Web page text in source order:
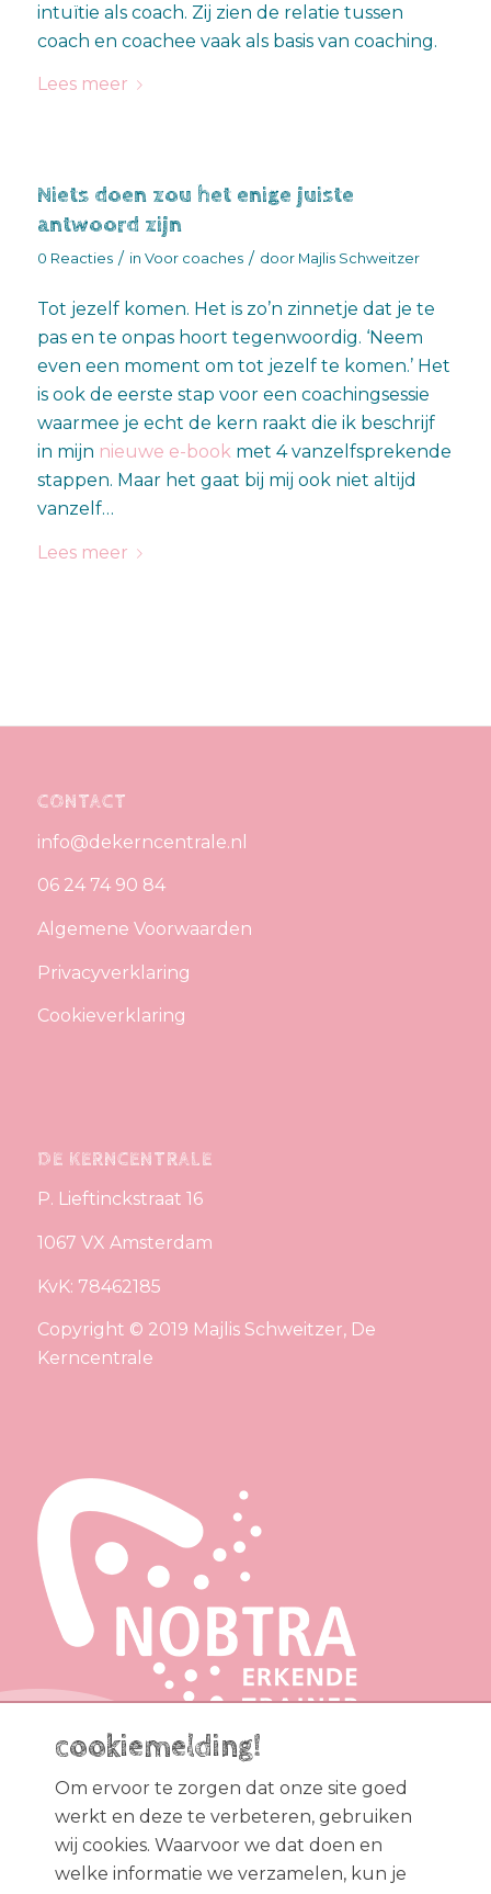
intuïtie als coach. Zij zien de relatie tussen
coach en coachee vaak als basis van coaching.
Lees meer
Niets doen zou het enige juiste
antwoord zijn
0 Reacties / in Voor coaches / door Majlis Schweitzer
Tot jezelf komen. Het is zo’n zinnetje dat je te
pas en te onpas hoort tegenwoordig. ‘Neem
even een moment om tot jezelf te komen.’ Het
is ook de eerste stap voor een coachingsessie
waarmee je echt de kern raakt die ik beschrijf
in mijn nieuwe e-bookmet 4 vanzelfsprekende
stappen. Maar het gaat bij mij ook niet altijd
vanzelf…
Lees meer
CONTACT
info@dekerncentrale.nl
06 24 74 90 84
Algemene Voorwaarden
Privacyverklaring
Cookieverklaring
DE KERNCENTRALE
P. Lieftinckstraat 16
1067 VX Amsterdam
KvK: 78462185
Copyright © 2019 Majlis Schweitzer, De
Kerncentrale
cookiemelding!
Om ervoor te zorgen dat onze site goed
werkt en deze te verbeteren, gebruiken
wij cookies. Waarvoor we dat doen en
welke informatie we verzamelen, kun je